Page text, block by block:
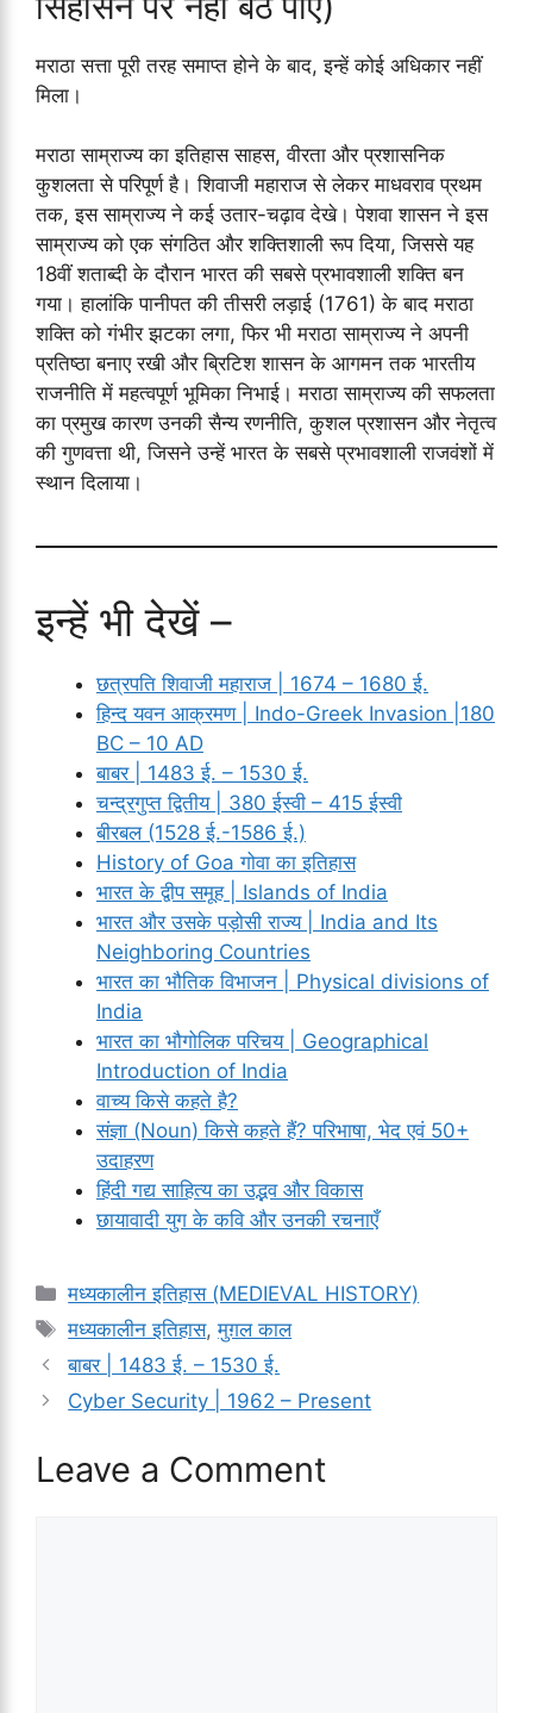
मराठा सत्ता पूरी तरह समाप्त होने के बाद, इन्हें कोई अधिकार नहीं
मिला।
मराठा साम्राज्य का इतिहास साहस, वीरता और प्रशासनिक
कुशलता से परिपूर्ण है। शिवाजी महाराज से लेकर माधवराव प्रथम
तक, इस साम्राज्य ने कई उतार-चढ़ाव देखे। पेशवा शासन ने इस
साम्राज्य को एक संगठित और शक्तिशाली रूप दिया, जिससे यह
18वीं शताब्दी के दौरान भारत की सबसे प्रभावशाली शक्ति बन
गया। हालांकि पानीपत की तीसरी लड़ाई (1761) के बाद मराठा
शक्ति को गंभीर झटका लगा, फिर भी मराठा साम्राज्य ने अपनी
प्रतिष्ठा बनाए रखी और ब्रिटिश शासन के आगमन तक भारतीय
राजनीति में महत्वपूर्ण भूमिका निभाई। मराठा साम्राज्य की सफलता
का प्रमुख कारण उनकी सैन्य रणनीति, कुशल प्रशासन और नेतृत्व
की गुणवत्ता थी, जिसने उन्हें भारत के सबसे प्रभावशाली राजवंशों में
स्थान दिलाया।
इन्हें भी देखें –
छत्रपति शिवाजी महाराज | 1674 – 1680 ई.
हिन्द यवन आक्रमण | Indo-Greek Invasion |180
BC – 10 AD
बाबर | 1483 ई. – 1530 ई.
चन्द्रगुप्त द्वितीय | 380 ईस्वी – 415 ईस्वी
बीरबल (1528 ई.-1586 ई.)
History of Goa गोवा का इतिहास
भारत के द्वीप समूह | Islands of India
भारत और उसके पड़ोसी राज्य | India and Its
Neighboring Countries
भारत का भौतिक विभाजन | Physical divisions of
India
भारत का भौगोलिक परिचय | Geographical
Introduction of India
वाच्य किसे कहते है?
संज्ञा (Noun) किसे कहते हैं? परिभाषा, भेद एवं 50+
उदाहरण
हिंदी गद्य साहित्य का उद्भव और विकास
छायावादी युग के कवि और उनकी रचनाएँ
Categories
मध्यकालीन इतिहास (MEDIEVAL HISTORY)
Tags
मध्यकालीन इतिहास,मुग़ल काल
बाबर | 1483 ई. – 1530 ई.
Cyber Security | 1962 – Present
Leave a Comment